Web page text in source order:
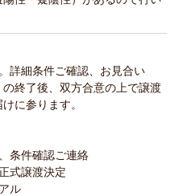
詳細条件ご確認、お見合い
の終了後、双方合意の上で譲渡
に参ります。
条件確認ご連絡
式譲渡決定
ル